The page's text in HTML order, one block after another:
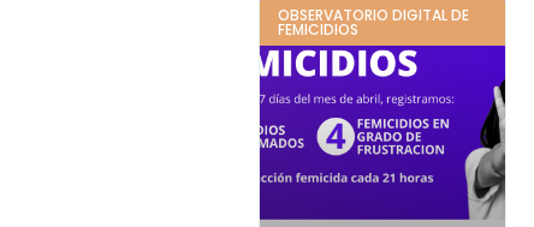
OBSERVATORIO DIGITAL DE
FEMICIDIOS